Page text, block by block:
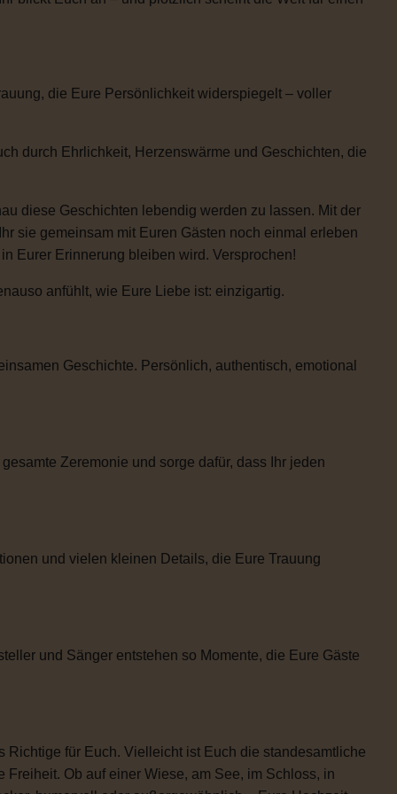
die Eure Persönlichkeit widerspiegelt – voller
durch Ehrlichkeit, Herzenswärme und Geschichten, die
diese Geschichten lebendig werden zu lassen. Mit der
sie gemeinsam mit Euren Gästen noch einmal erleben
Eurer Erinnerung bleiben wird. Versprochen!
anfühlt, wie Eure Liebe ist: einzigartig.
Geschichte. Persönlich, authentisch, emotional
Zeremonie und sorge dafür, dass Ihr jeden
und vielen kleinen Details, die Eure Trauung
und Sänger entstehen so Momente, die Eure Gäste
für Euch. Vielleicht ist Euch die standesamtliche
Ob auf einer Wiese, am See, im Schloss, in